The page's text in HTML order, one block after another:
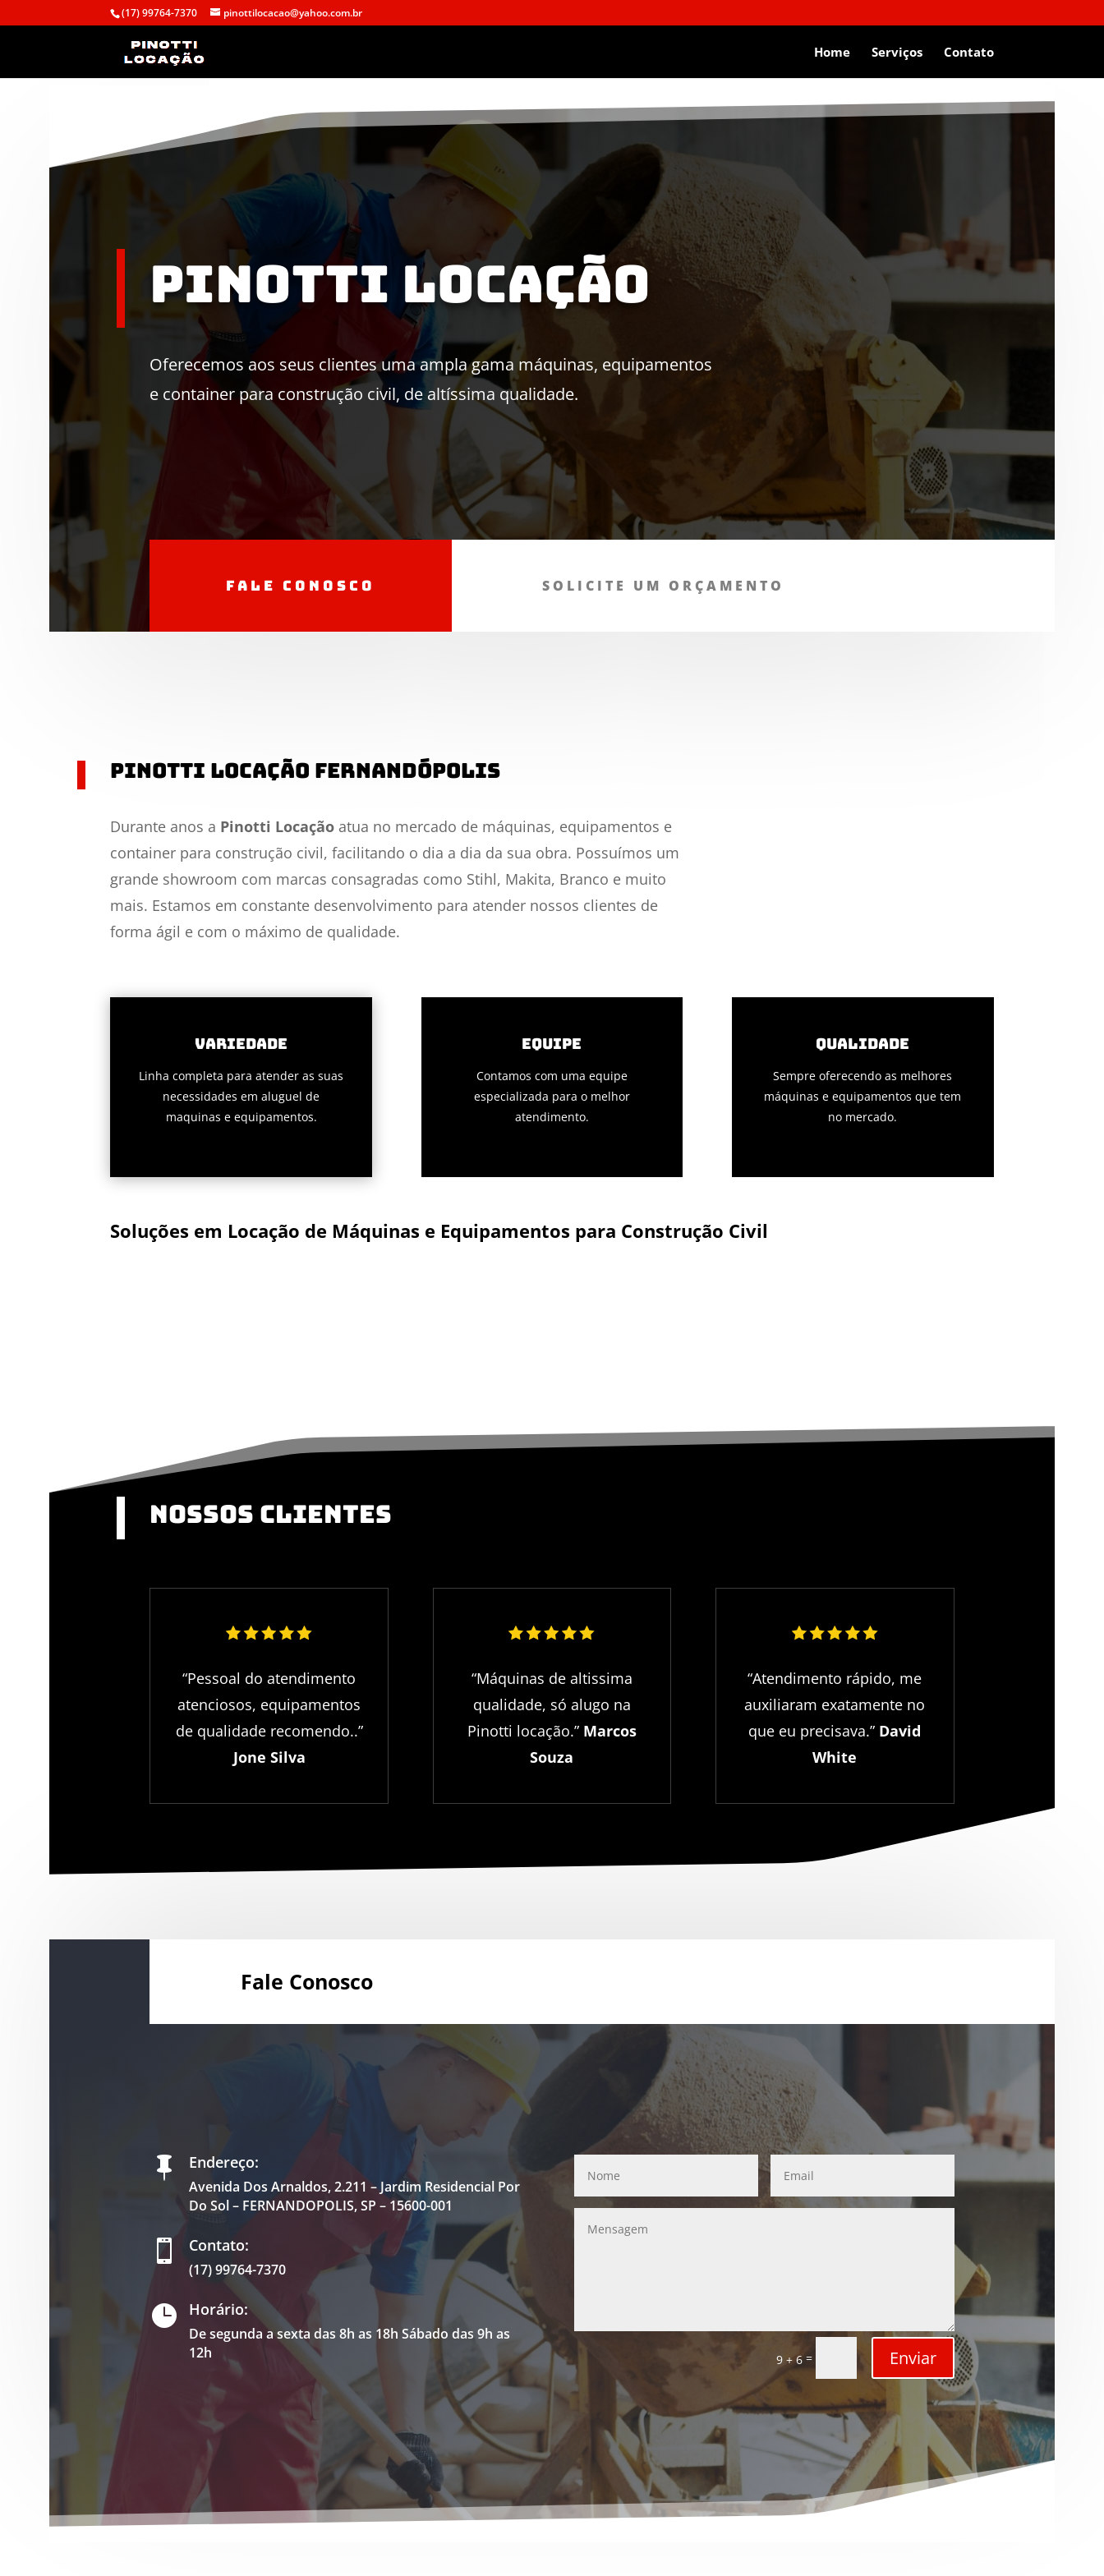
(17) 99764-7370 pinottilocacao@yahoo.com.br
Home Serviços Contato
Pinotti locação
Oferecemos aos seus clientes uma ampla gama máquinas, equipamentos
e container para construção civil, de altíssima qualidade.
Fale conosco SOLICITE UM ORÇAMENTO
Pinotti Locação Fernandópolis
Durante anos a Pinotti Locação atua no mercado de máquinas, equipamentos e
container para construção civil, facilitando o dia a dia da sua obra. Possuímos um
grande showroom com marcas consagradas como Stihl, Makita, Branco e muito
mais. Estamos em constante desenvolvimento para atender nossos clientes de
forma ágil e com o máximo de qualidade.
Variedade
Linha completa para atender as suas
necessidades em aluguel de
maquinas e equipamentos.
EQUIPE
Contamos com uma equipe
especializada para o melhor
atendimento.
Qualidade
Sempre oferecendo as melhores
máquinas e equipamentos que tem
no mercado.
Soluções em Locação de Máquinas e Equipamentos para Construção Civil
Nossos clientes
“Pessoal do atendimento
atenciosos, equipamentos
de qualidade recomendo..”
Jone Silva
“Máquinas de altissima
qualidade, só alugo na
Pinotti locação.” Marcos
Souza
“Atendimento rápido, me
auxiliaram exatamente no
que eu precisava.” David
White
Fale Conosco
 Endereço:
Avenida Dos Arnaldos, 2.211 – Jardim Residencial Por
Do Sol – FERNANDOPOLIS, SP – 15600-001
 Contato:
(17) 99764-7370
 Horário:
De segunda a sexta das 8h as 18h Sábado das 9h as
12h
9 + 6= Enviar